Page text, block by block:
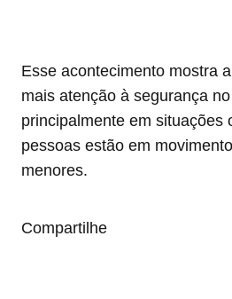
Esse acontecimento mostra
mais atenção à segurança
principalmente em situações
pessoas estão em
menores.
Compartilhe